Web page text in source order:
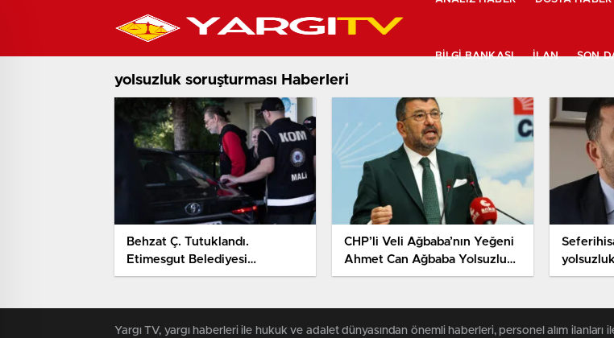
BILGI BANKASI İLAN SON
yolsuzluk soruşturması Haberleri
Behzat Ç. Tutuklandı.
Etimesgut Belediyesi
Soruşturmasında Erdal
CHP’li Veli Ağbaba’nın Yeğeni
Ahmet Can Ağbaba Yolsuzluk
Soruşturmasında Gözaltına
dalga:
Yargı TV, yargı haberleri ile hukuk ve adalet dünyasından önemli haberleri, personel alım